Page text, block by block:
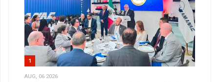
1
AUG, 06 2026